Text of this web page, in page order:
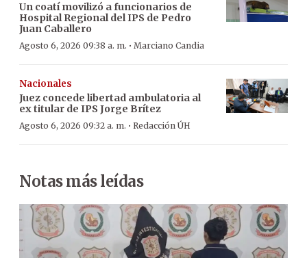
Un coatí movilizó a funcionarios de
Hospital Regional del IPS de Pedro
Juan Caballero
Agosto 6, 2026 09:38 a. m. · Marciano Candia
Nacionales
Juez concede libertad ambulatoria al
ex titular de IPS Jorge Brítez
Agosto 6, 2026 09:32 a. m. · Redacción ÚH
Notas más leídas